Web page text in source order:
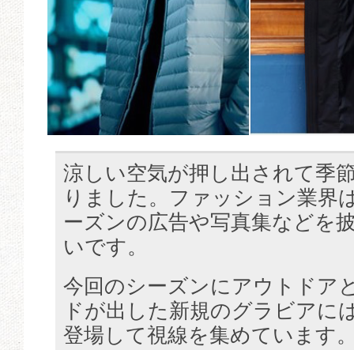
涼しい空気が押し出されて季
りました。ファッション業界
ーズンの広告や写真集などを
いです。
今回のシーズンにアウトドア
ドが出した新規のグラビアに
登場して視線を集めています